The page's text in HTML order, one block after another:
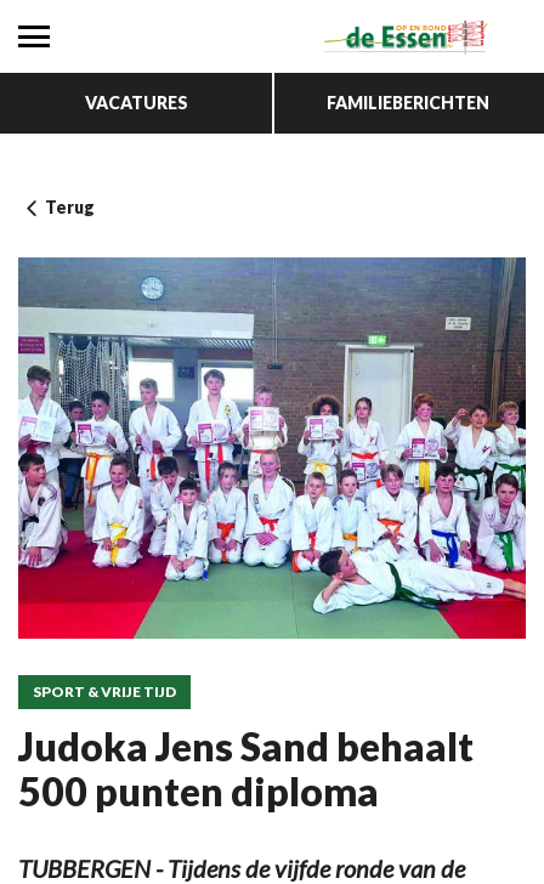
VACATURES FAMILIEBERICHTEN
Terug
SPORT & VRIJE TIJD
Judoka Jens Sand behaalt
500 punten diploma
TUBBERGEN - Tijdens de vijfde ronde van de